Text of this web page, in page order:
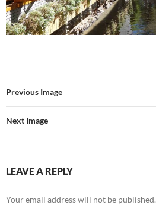
Previous Image
Next Image
LEAVE A REPLY
Your email address will not be published.